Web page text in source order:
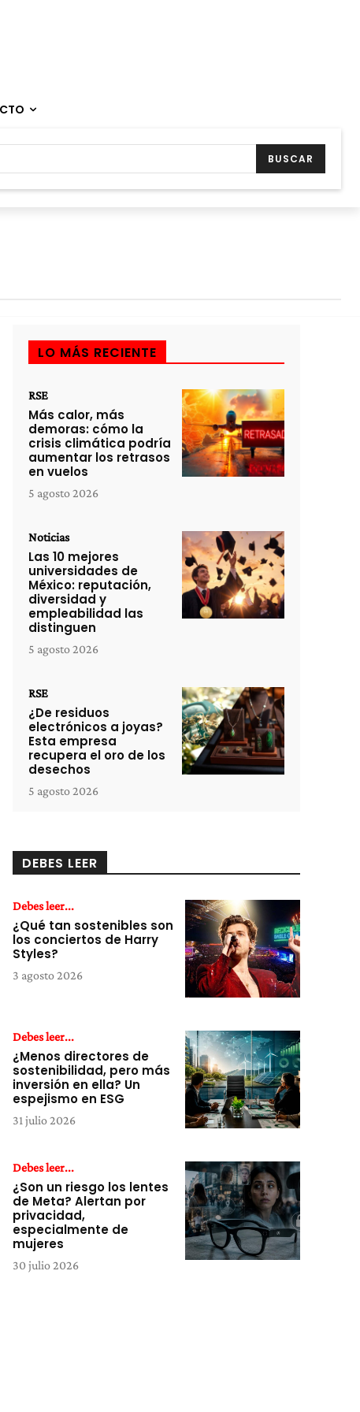
BUSCAR
LO MÁS RECIENTE
RSE
Más calor, más
demoras: cómo la
crisis climática podría
aumentar los retrasos
en vuelos
5 agosto 2026
Noticias
Las 10 mejores
universidades de
México: reputación,
diversidad y
empleabilidad las
distinguen
5 agosto 2026
RSE
¿De residuos
electrónicos a joyas?
Esta empresa
recupera el oro de los
desechos
5 agosto 2026
DEBES LEER
Debes leer...
¿Qué tan sostenibles son
los conciertos de Harry
Styles?
3 agosto 2026
Debes leer...
¿Menos directores de
sostenibilidad, pero más
inversión en ella? Un
espejismo en ESG
31 julio 2026
Debes leer...
¿Son un riesgo los lentes
de Meta? Alertan por
privacidad,
especialmente de
mujeres
30 julio 2026